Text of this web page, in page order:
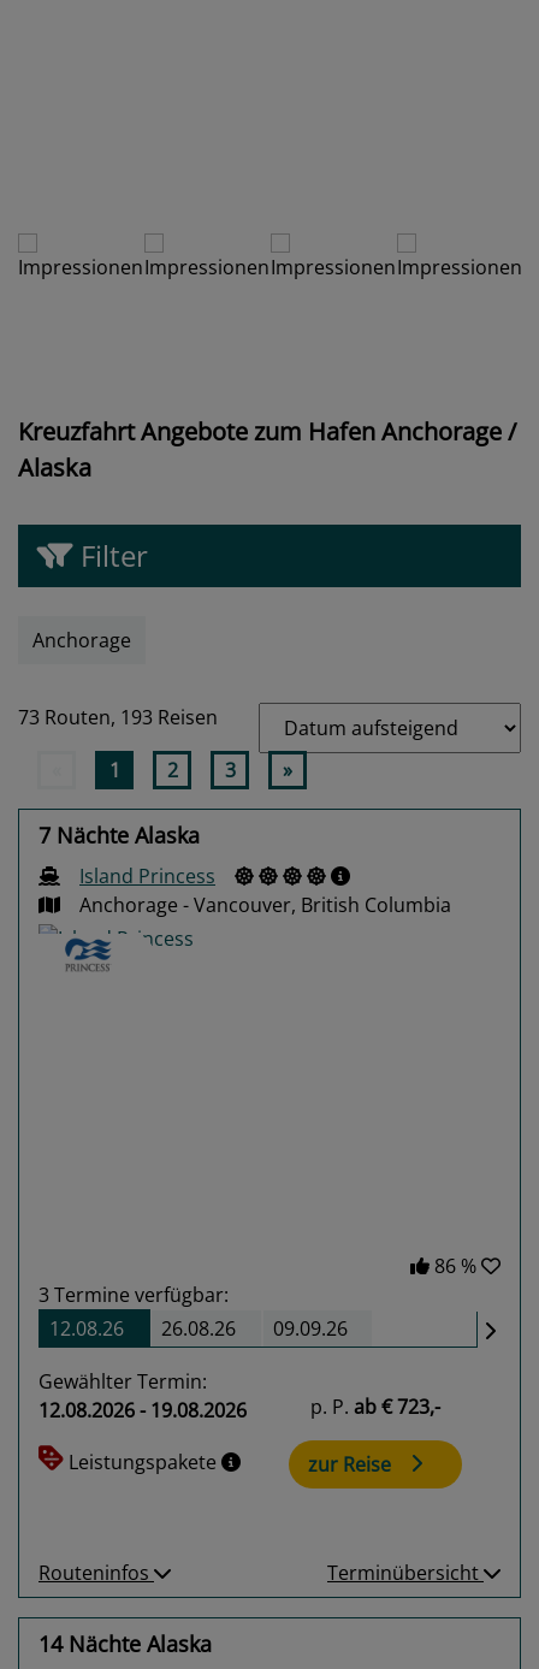
Kreuzfahrt Angebote zum Hafen Anchorage /
Alaska
Filter
Anchorage
73 Routen, 193 Reisen
1 2 3 »
7 Nächte Alaska
Island Princess
Anchorage - Vancouver, British Columbia
86 %
3 Termine verfügbar:
12.08.26
26.08.26 09.09.26
Gewählter Termin:
12.08.2026 - 19.08.2026
Leistungspakete
p. P. ab€ 723,-
zur Reise
Routeninfos Terminübersicht
14 Nächte Alaska